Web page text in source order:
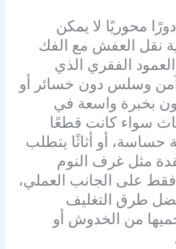
محوريًا لا يمكن
نقل العفش مع الفك
الفقري الذي
آمن وسلس دون خسائر أو
بخبرة واسعة في
سواء كانت قطعًا
حساسة، أو أثاثًا يتطلب
مثل غرف النوم
على الجانب العملي،
طرق التغليف
من الخدوش أو